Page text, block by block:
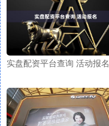
实盘配资平台查询 活动报名